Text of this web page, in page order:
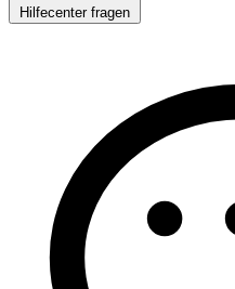
Hilfecenter fragen